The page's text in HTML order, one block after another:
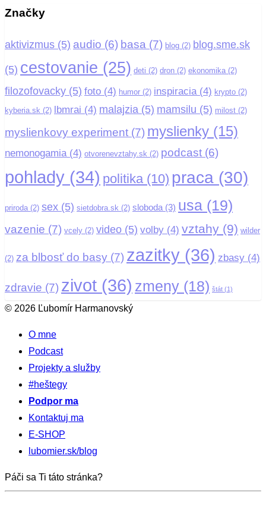
Značky
aktivizmus (5) audio (6) basa (7) blog (2) blog.sme.sk
(5) cestovanie (25) deti (2) dron (2) ekonomika (2)
filozofovacky (5) foto (4) humor (2) inspiracia (4) krypto (2)
kyberia.sk (2) lbmrai (4) malajzia (5) mamsilu (5) milost (2)
myslienkovy experiment (7) myslienky (15)
nemonogamia (4) otvorenevztahy.sk (2) podcast (6)
pohlady (34) politika (10) praca (30)
priroda (2) sex (5) sietdobra.sk (2) sloboda (3) usa (19)
vazenie (7) vcely (2) video (5) volby (4) vztahy (9) wilder
(2) za blbosť do basy (7) zazitky (36) zbasy (4)
zdravie (7) zivot (36) zmeny (18) štát (1)
© 2026 Ľubomír Harmanovský
O mne
Podcast
Projekty a služby
#heštegy
Podpor ma
Kontaktuj ma
E-SHOP
lubomier.sk/blog
Páči sa Ti táto stránka?